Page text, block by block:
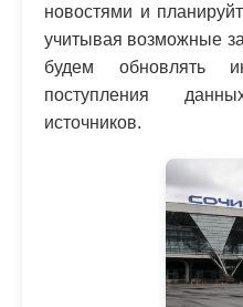
новостями и
учитывая возможные
будем обновлять
поступления
источников.